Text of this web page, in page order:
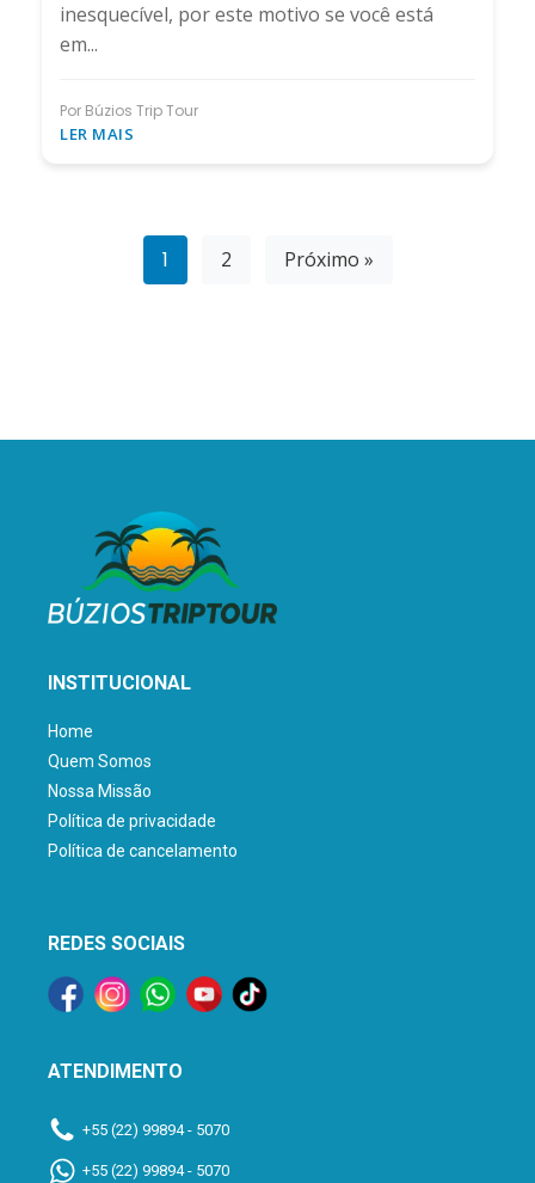
inesquecível, por este motivo se você está
em...
Por Búzios Trip Tour
LER MAIS
1 2 Próximo »
INSTITUCIONAL
Home
Quem Somos
Nossa Missão
Política de privacidade
Política de cancelamento
REDES SOCIAIS
ATENDIMENTO
+55 (22) 99894 - 5070
+55 (22) 99894 - 5070